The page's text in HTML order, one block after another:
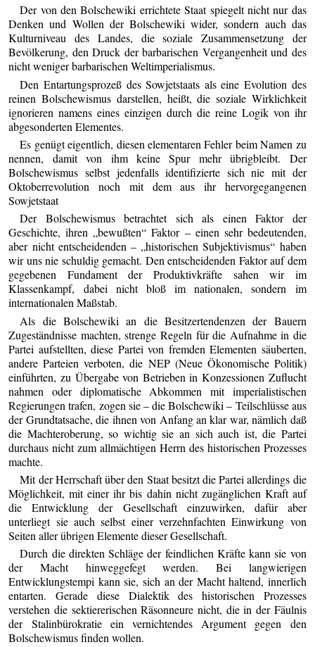
Der von den Bolschewiki errichtete Staat spiegelt nicht nur das
Denken und Wollen der Bolschewiki wider, sondern auch das
Kulturniveau des Landes, die soziale Zusammensetzung der
Bevölkerung, den Druck der barbarischen Vergangenheit und des
nicht weniger barbarischen Weltimperialismus.
Den Entartungsprozeß des Sowjetstaats als eine Evolution des
reinen Bolschewismus darstellen, heißt, die soziale Wirklichkeit
ignorieren namens eines einzigen durch die reine Logik von ihr
abgesonderten Elementes.
Es genügt eigentlich, diesen elementaren Fehler beim Namen zu
nennen, damit von ihm keine Spur mehr übrigbleibt. Der
Bolschewismus selbst jedenfalls identifizierte sich nie mit der
Oktoberrevolution noch mit dem aus ihr hervorgegangenen
Sowjetstaat
Der Bolschewismus betrachtet sich als einen Faktor der
Geschichte, ihren „bewußten“ Faktor – einen sehr bedeutenden,
aber nicht entscheidenden – „historischen Subjektivismus“ haben
wir uns nie schuldig gemacht. Den entscheidenden Faktor auf dem
gegebenen Fundament der Produktivkräfte sahen wir im
Klassenkampf, dabei nicht bloß im nationalen, sondern im
internationalen Maßstab.
Als die Bolschewiki an die Besitzertendenzen der Bauern
Zugeständnisse machten, strenge Regeln für die Aufnahme in die
Partei aufstellten, diese Partei von fremden Elementen säuberten,
andere Parteien verboten, die NEP (Neue Ökonomische Politik)
einführten, zu Übergabe von Betrieben in Konzessionen Zuflucht
nahmen oder diplomatische Abkommen mit imperialistischen
Regierungen trafen, zogen sie – die Bolschewiki – Teilschlüsse aus
der Grundtatsache, die ihnen von Anfang an klar war, nämlich daß
die Machteroberung, so wichtig sie an sich auch ist, die Partei
durchaus nicht zum allmächtigen Herrn des historischen Prozesses
machte.
Mit der Herrschaft über den Staat besitzt die Partei allerdings die
Möglichkeit, mit einer ihr bis dahin nicht zugänglichen Kraft auf
die Entwicklung der Gesellschaft einzuwirken, dafür aber
unterliegt sie auch selbst einer verzehnfachten Einwirkung von
Seiten aller übrigen Elemente dieser Gesellschaft.
Durch die direkten Schläge der feindlichen Kräfte kann sie von
der Macht hinweggefegt werden. Bei langwierigen
Entwicklungstempi kann sie, sich an der Macht haltend, innerlich
entarten. Gerade diese Dialektik des historischen Prozesses
verstehen die sektiererischen Räsonneure nicht, die in der Fäulnis
der Stalinbürokratie ein vernichtendes Argument gegen den
Bolschewismus finden wollen.